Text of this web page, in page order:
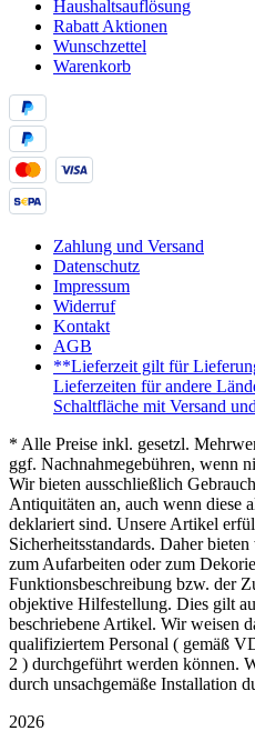
Haushaltsauflösung
Rabatt Aktionen
Wunschzettel
Warenkorb
Zahlung und Versand
Datenschutz
Impressum
Widerruf
Kontakt
AGB
**Lieferzeit gilt für
Lieferzeiten für andere
Schaltfläche mit Versand
* Alle Preise inkl. gesetzl.
ggf. Nachnahmegebühren, wenn
Wir bieten ausschließlich
Antiquitäten an, auch wenn diese
deklariert sind. Unsere Artikel
Sicherheitsstandards. Daher
zum Aufarbeiten oder zum
Funktionsbeschreibung bzw. der
objektive Hilfestellung. Dies gilt
beschriebene Artikel. Wir weisen
qualifiziertem Personal ( gemäß
2 ) durchgeführt werden können.
durch unsachgemäße Installation
2026